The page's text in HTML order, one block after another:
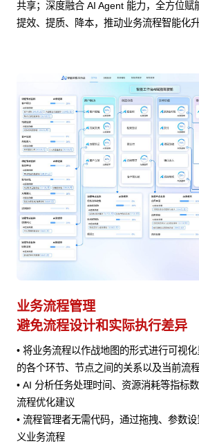
共享；深度融合 AI Agent 能力，全方位赋
提效、提质、降本，推动业务流程智能化升
业务流程管理
避免流程设计和实际执行差异
• 将业务流程以作战地图的形式进行可视
的各个环节、节点之间的关系以及当前流
• AI 分析任务处理时间、资源消耗等指标
流程优化建议
• 流程管理者无需代码，通过拖拽、参数
义业务流程